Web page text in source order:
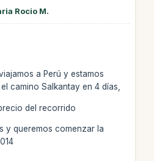
Rocio M.
a Perú y estamos
camino Salkantay en 4 días,
del recorrido
y queremos comenzar la